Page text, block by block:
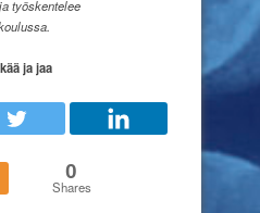
työskentelee
ja jaa
0
Shares